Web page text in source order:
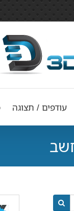
עודפים / תצוגה